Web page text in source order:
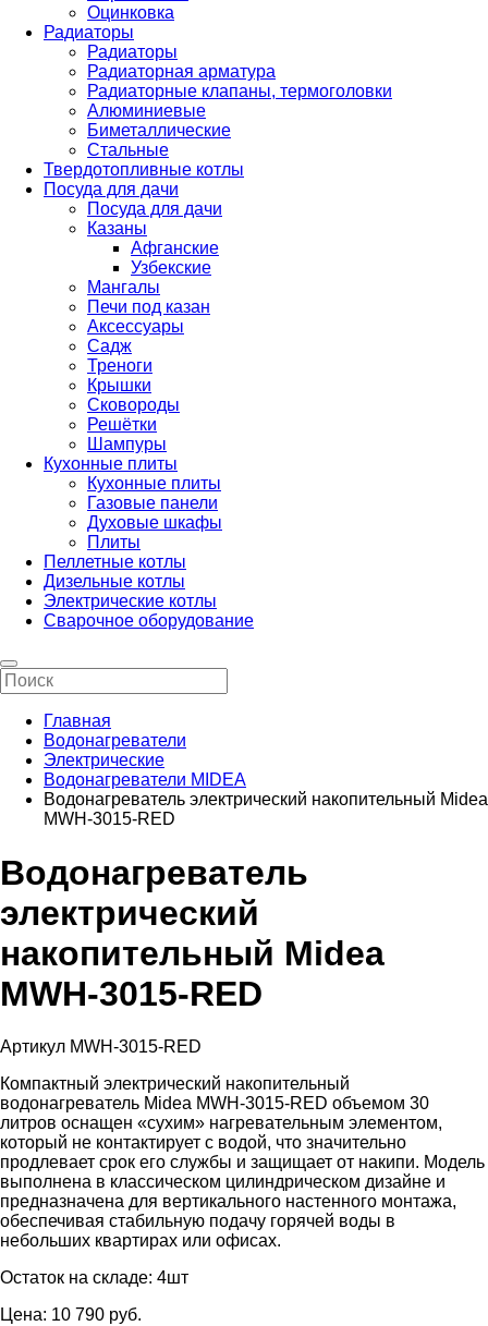
Оцинковка
Радиаторы
Радиаторы
Радиаторная арматура
Радиаторные клапаны, термоголовки
Алюминиевые
Биметаллические
Стальные
Твердотопливные котлы
Посуда для дачи
Посуда для дачи
Казаны
Афганские
Узбекские
Мангалы
Печи под казан
Аксессуары
Садж
Треноги
Крышки
Сковороды
Решётки
Шампуры
Кухонные плиты
Кухонные плиты
Газовые панели
Духовые шкафы
Плиты
Пеллетные котлы
Дизельные котлы
Электрические котлы
Сварочное оборудование
Главная
Водонагреватели
Электрические
Водонагреватели MIDEA
Водонагреватель электрический накопительный Midea
MWH-3015-RED
Водонагреватель
электрический
накопительный Midea
MWH-3015-RED
Артикул MWH-3015-RED
Компактный электрический накопительный
водонагреватель Midea MWH-3015-RED объемом 30
литров оснащен «сухим» нагревательным элементом,
который не контактирует с водой, что значительно
продлевает срок его службы и защищает от накипи. Модель
выполнена в классическом цилиндрическом дизайне и
предназначена для вертикального настенного монтажа,
обеспечивая стабильную подачу горячей воды в
небольших квартирах или офисах.
Остаток на складе: 4шт
Цена: 10 790 pуб.